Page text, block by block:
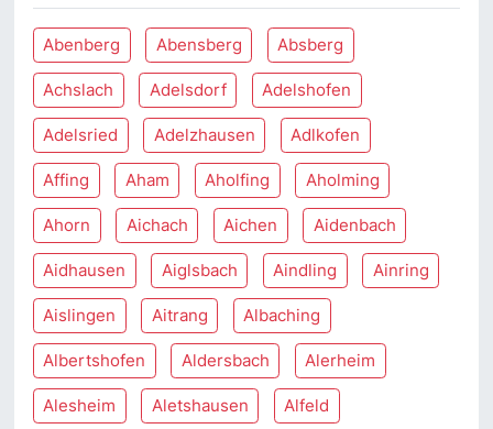
Abenberg Abensberg Absberg
Achslach Adelsdorf Adelshofen
Adelsried Adelzhausen Adlkofen
Affing Aham Aholfing Aholming
Ahorn Aichach Aichen Aidenbach
Aidhausen Aiglsbach Aindling Ainring
Aislingen Aitrang Albaching
Albertshofen Aldersbach Alerheim
Alesheim Aletshausen Alfeld